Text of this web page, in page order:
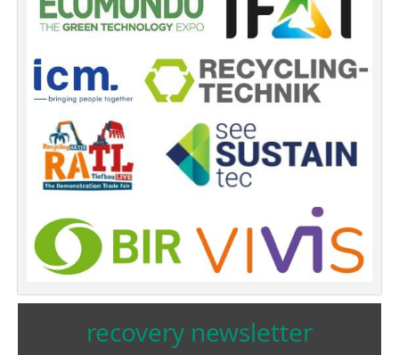
recovery newsletter